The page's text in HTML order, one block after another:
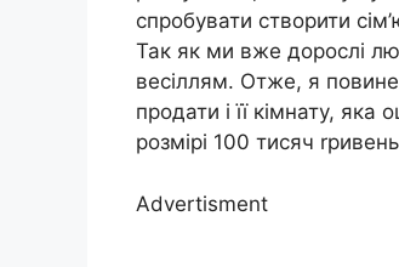
спробувати створити
Так як ми вже дорослі
весіллям. Отже, я
продати і її кімнату, яка
розмірі 100 тисяч
Advertisment